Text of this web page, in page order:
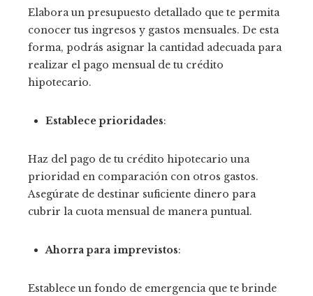
Elabora un presupuesto detallado que te permita
conocer tus ingresos y gastos mensuales. De esta
forma, podrás asignar la cantidad adecuada para
realizar el pago mensual de tu crédito
hipotecario.
Establece prioridades:
Haz del pago de tu crédito hipotecario una
prioridad en comparación con otros gastos.
Asegúrate de destinar suficiente dinero para
cubrir la cuota mensual de manera puntual.
Ahorra para imprevistos:
Establece un fondo de emergencia que te brinde